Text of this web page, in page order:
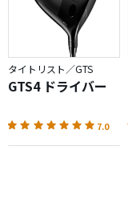
タイトリスト／GTS
GTS4 ドライバー
7.0